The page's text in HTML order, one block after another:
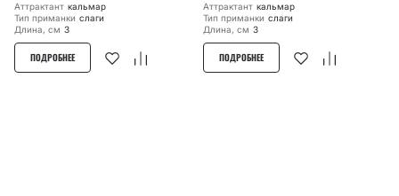
Аттрактант кальмар
Тип приманки слаги
Длина, см 3
ПОДРОБНЕЕ
Аттрактант кальмар
Тип приманки слаги
Длина, см 3
ПОДРОБНЕЕ